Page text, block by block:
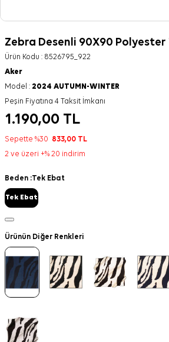
Zebra Desenli 90X90 Polyester
Ürün Kodu : 8526795_922
Aker
Model : 2024 AUTUMN-WINTER
Peşin Fiyatına 4 Taksit İmkanı
1.190,00 TL
Sepette %30 833,00 TL
2 ve üzeri +% 20 indirim
Beden :Tek Ebat
Tek Ebat
Ürünün Diğer Renkleri